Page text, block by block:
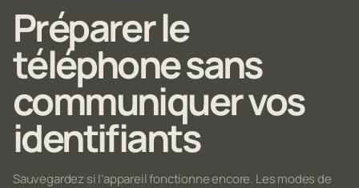
Préparer le
téléphone sans
communiquer vos
identifiants
Sauvegardez si l’appareil fonctionne encore. Les modes de